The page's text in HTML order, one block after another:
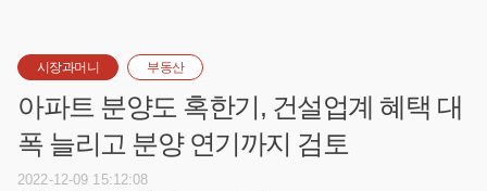
시장과머니 부동산
아파트 분양도 혹한기, 건설업계 혜택 대
폭 늘리고 분양 연기까지 검토
2022-12-09 15:12:08